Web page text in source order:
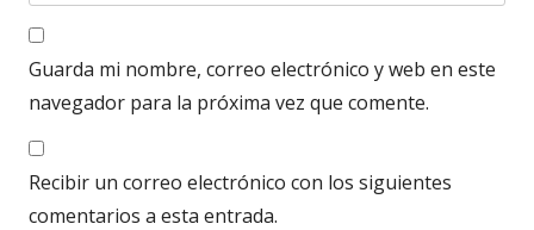
Guarda mi nombre, correo electrónico y web en este
navegador para la próxima vez que comente.
Recibir un correo electrónico con los siguientes
comentarios a esta entrada.